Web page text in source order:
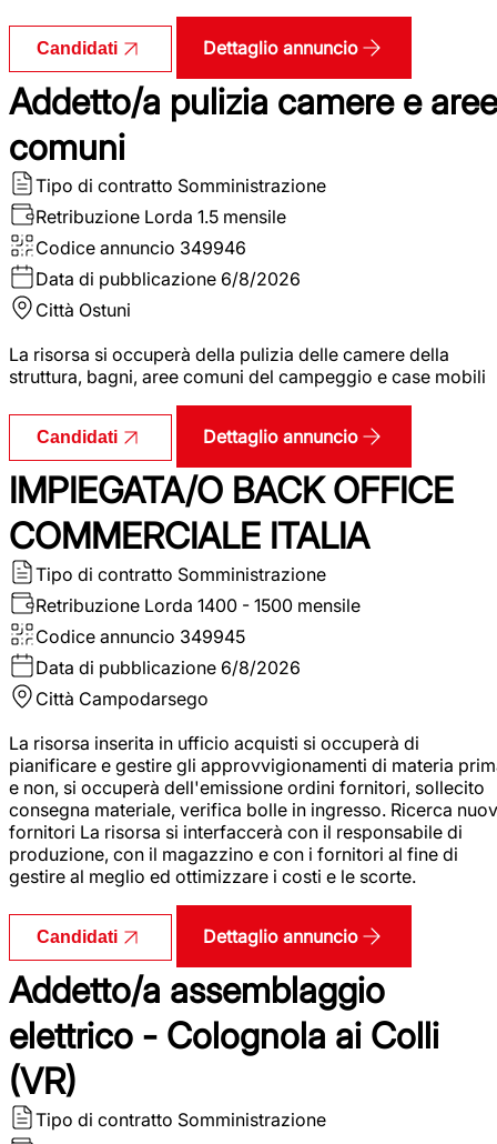
Candidati Dettaglio annuncio
Addetto/a pulizia camere e aree
comuni
Tipo di contratto Somministrazione
Retribuzione Lorda 1.5 mensile
Codice annuncio 349946
Data di pubblicazione 6/8/2026
Città Ostuni
La risorsa si occuperà della pulizia delle camere della
struttura, bagni, aree comuni del campeggio e case mobili
Candidati Dettaglio annuncio
IMPIEGATA/O BACK OFFICE
COMMERCIALE ITALIA
Tipo di contratto Somministrazione
Retribuzione Lorda 1400 - 1500 mensile
Codice annuncio 349945
Data di pubblicazione 6/8/2026
Città Campodarsego
La risorsa inserita in ufficio acquisti si occuperà di
pianificare e gestire gli approvvigionamenti di materia
e non, si occuperà dell'emissione ordini fornitori, sollecito
consegna materiale, verifica bolle in ingresso. Ricerca
fornitori La risorsa si interfaccerà con il responsabile di
produzione, con il magazzino e con i fornitori al fine di
gestire al meglio ed ottimizzare i costi e le scorte.
Candidati Dettaglio annuncio
Addetto/a assemblaggio
elettrico - Colognola ai Colli
(VR)
Tipo di contratto Somministrazione